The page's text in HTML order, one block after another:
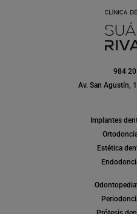
984
Av. San Agustín,
Implantes
Estética